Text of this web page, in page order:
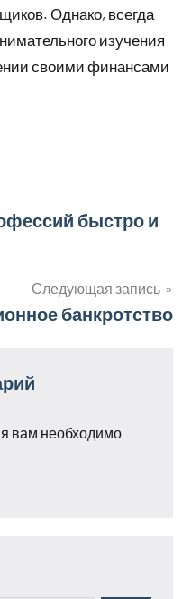
Однако, всегда
изучения
своими финансами
быстро и
Следующая запись
банкротство
вам необходимо